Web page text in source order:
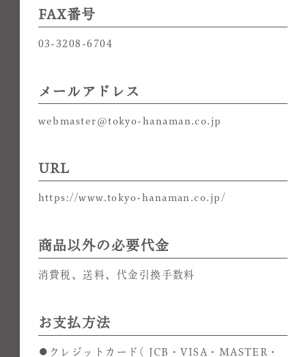
FAX番号
03-3208-6704
メールアドレス
webmaster@tokyo-hanaman.co.jp
URL
https://www.tokyo-hanaman.co.jp/
商品以外の必要代金
消費税、送料、代金引換手数料
お支払方法
●クレジットカード( JCB・VISA・MASTER・